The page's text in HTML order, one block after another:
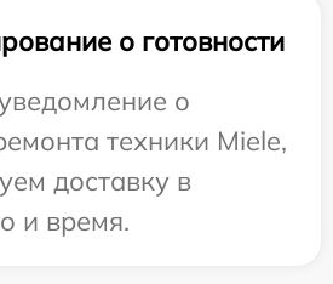
о готовности
о
техники Miele,
доставку в
и время.